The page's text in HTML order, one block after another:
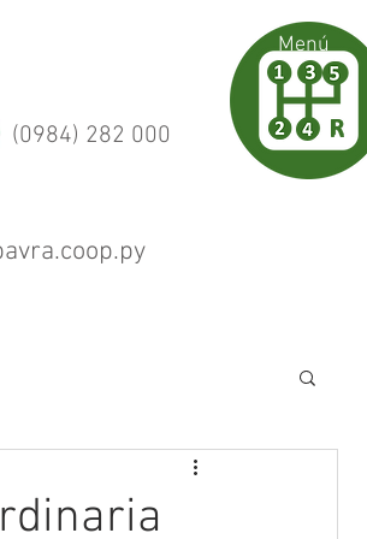
(0984) 282 000
Menú
Menú
Menú